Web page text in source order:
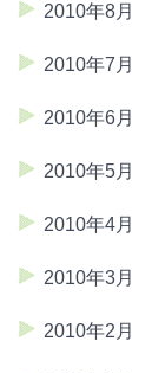
2010年8月
2010年7月
2010年6月
2010年5月
2010年4月
2010年3月
2010年2月